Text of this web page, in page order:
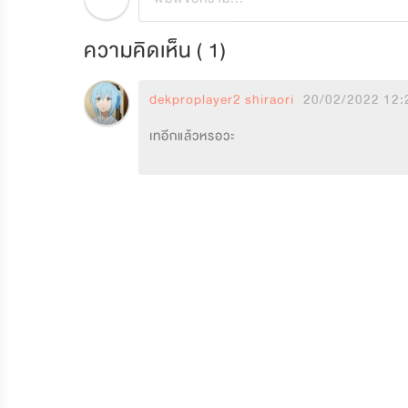
ความคิดเห็น ( 1)
dekproplayer2 shiraori 20/02/2022
เทอีกแล้วหรอวะ